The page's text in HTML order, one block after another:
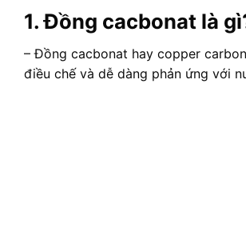
1. Đồng cacbonat là
– Đồng cacbonat hay copper
điều chế và dễ dàng phản ứng với